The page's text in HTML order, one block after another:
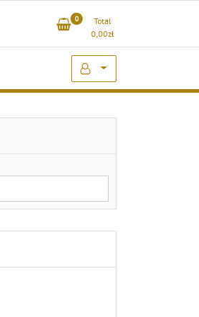
0
Total
0,00zł